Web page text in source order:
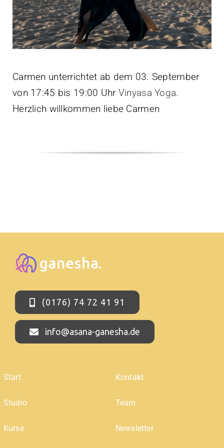
Kontakt
Carmen unterrichtet ab dem 03. September
von 17:45 bis 19:00 Uhr Vinyasa Yoga.
Herzlich willkommen liebe Carmen
(0176) 74 72 41 91
info@asana-ganesha.de
Start
Studio
Kurse
Kontakt
Team
Newsletter